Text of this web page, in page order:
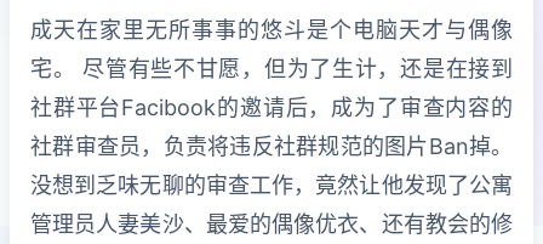
成天在家里无所事事的悠斗是个电脑天才与偶像
宅。 尽管有些不甘愿，但为了生计，还是在接到
社群平台Facibook的邀请后，成为了审查内容的
社群审查员，负责将违反社群规范的图片Ban掉。
没想到乏味无聊的审查工作，竟然让他发现了公寓
管理员人妻美沙、最爱的偶像优衣、还有教会的修